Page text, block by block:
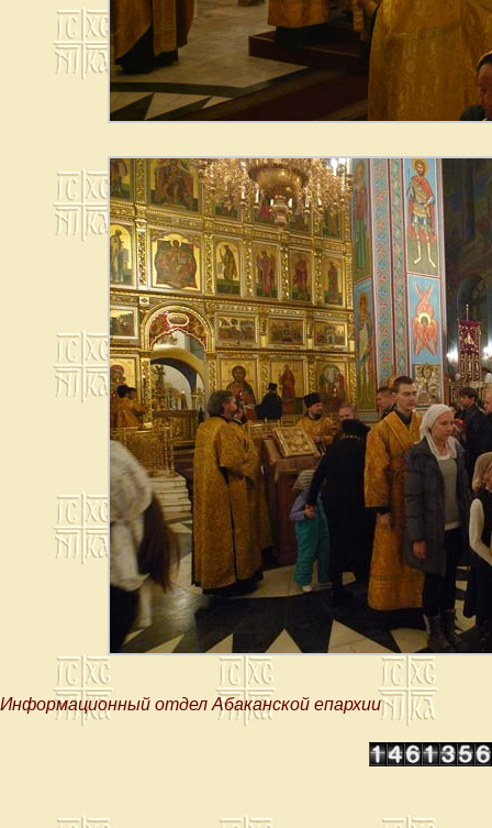
Информационный отдел Абаканской епархии